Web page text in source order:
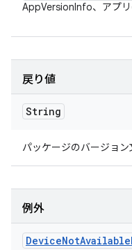
AppVersionInfo、アプ
戻り値
String
パッケージのバージョン
例外
DeviceNotAvailable